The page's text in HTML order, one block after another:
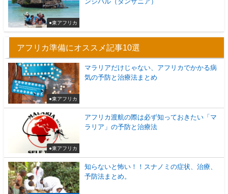
●東アフリカ
アフリカ準備にオススメ記事10選
●東アフリカ
マラリアだけじゃない、アフリカでかかる病
気の予防と治療法まとめ
●東アフリカ
アフリカ渡航の際は必ず知っておきたい「マ
ラリア」の予防と治療法
知らないと怖い！！スナノミの症状、治療、
予防法まとめ。